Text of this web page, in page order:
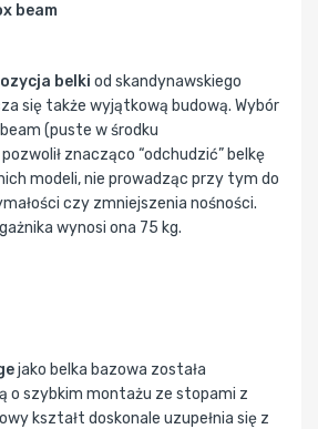
beam
belki od skandynawskiego
się także wyjątkową budową. Wybór
(puste w środku
znacząco “odchudzić” belkę
modeli, nie prowadząc przy tym do
czy zmniejszenia nośności.
wynosi ona 75 kg.
jako belka bazowa została
o szybkim montażu ze stopami z
kształt doskonale uzupełnia się z